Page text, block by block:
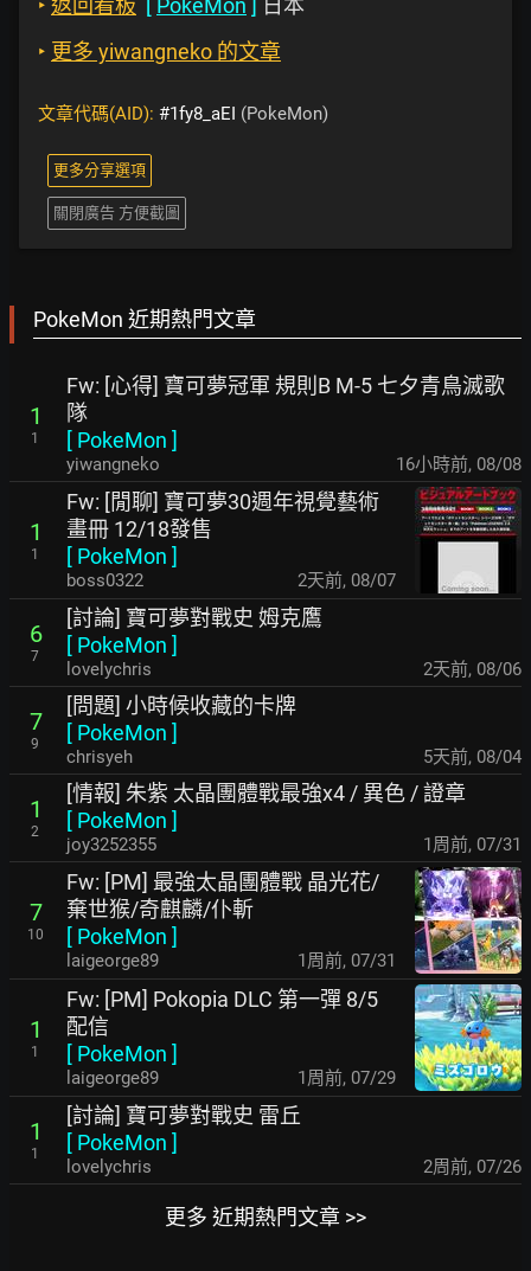
‣ 返回看板 [ PokeMon ] 日本
‣ 更多 yiwangneko 的文章
文章代碼(AID): #1fy8_aEI (PokeMon)
更多分享選項
關閉廣告 方便截圖
PokeMon 近期熱門文章
1
1
Fw: [心得] 寶可夢冠軍 規則B M-5 七夕青鳥滅歌
隊
[ PokeMon ]
yiwangneko 16小時前, 08/08
1
1
Fw: [閒聊] 寶可夢30週年視覺藝術
畫冊 12/18發售
[ PokeMon ]
boss0322 2天前, 08/07
6
7
[討論] 寶可夢對戰史 姆克鷹
[ PokeMon ]
lovelychris 2天前, 08/06
7
9
[問題] 小時候收藏的卡牌
[ PokeMon ]
chrisyeh 5天前, 08/04
1
2
[情報] 朱紫 太晶團體戰最強x4 / 異色 / 證章
[ PokeMon ]
joy3252355 1周前, 07/31
7
10
Fw: [PM] 最強太晶團體戰 晶光花/
棄世猴/奇麒麟/仆斬
[ PokeMon ]
laigeorge89 1周前, 07/31
1
1
Fw: [PM] Pokopia DLC 第一彈 8/5
配信
[ PokeMon ]
laigeorge89 1周前, 07/29
1
1
[討論] 寶可夢對戰史 雷丘
[ PokeMon ]
lovelychris 2周前, 07/26
更多 近期熱門文章 >>